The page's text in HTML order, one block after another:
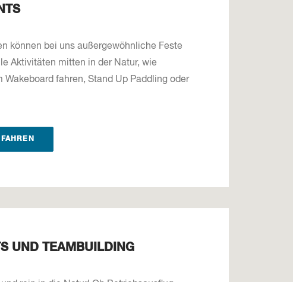
können bei uns außergewöhnliche Feste
Aktivitäten mitten in der Natur, wie
Wakeboard fahren, Stand Up Paddling oder
UND TEAMBUILDING